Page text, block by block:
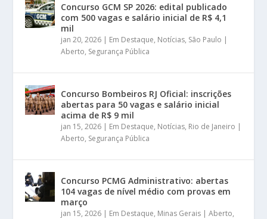
Concurso GCM SP 2026: edital publicado
com 500 vagas e salário inicial de R$ 4,1
mil
jan 20, 2026 | Em Destaque, Notícias, São Paulo |
Aberto, Segurança Pública
Concurso Bombeiros RJ Oficial: inscrições
abertas para 50 vagas e salário inicial
acima de R$ 9 mil
jan 15, 2026 | Em Destaque, Notícias, Rio de Janeiro |
Aberto, Segurança Pública
Concurso PCMG Administrativo: abertas
104 vagas de nível médio com provas em
março
jan 15, 2026 | Em Destaque, Minas Gerais | Aberto,